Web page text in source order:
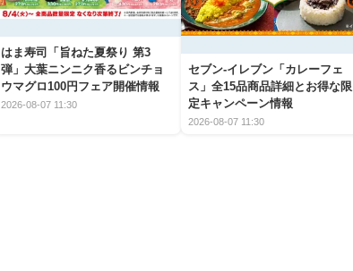
はま寿司「旨ねた夏祭り 第3
弾」大葉ニンニク香るビンチョ
ウマグロ100円フェア開催情報
2026-08-07 11:30
セブン‐イレブン「カレーフェ
ス」全15品商品詳細とお得な限
定キャンペーン情報
2026-08-07 11:30